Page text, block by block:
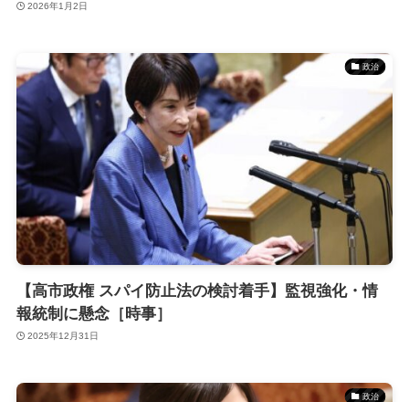
2026年1月2日
政治
【高市政権 スパイ防止法の検討着手】監視強化・情
報統制に懸念［時事］
2025年12月31日
政治